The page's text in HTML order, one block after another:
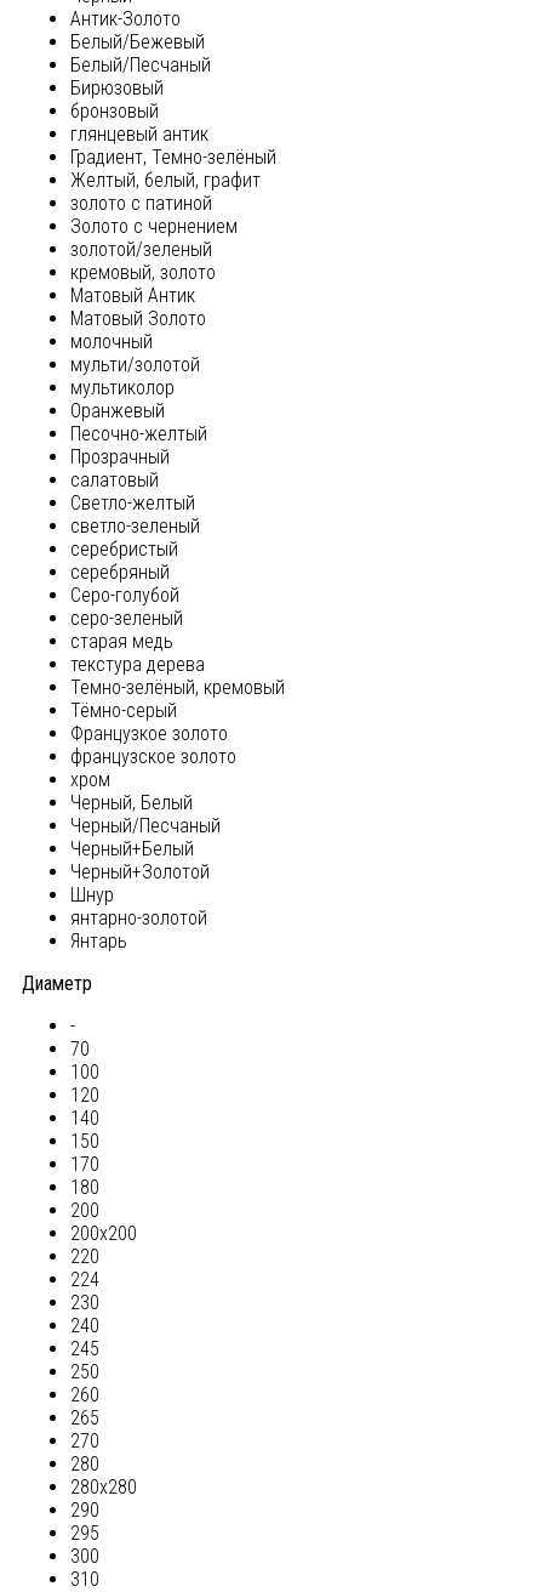
Антик-Золото
Белый/Бежевый
Белый/Песчаный
Бирюзовый
бронзовый
глянцевый антик
Градиент, Темно-зелёный
Желтый, белый, графит
золото с патиной
Золото с чернением
золотой/зеленый
кремовый, золото
Матовый Антик
Матовый Золото
молочный
мульти/золотой
мультиколор
Оранжевый
Песочно-желтый
Прозрачный
салатовый
Светло-желтый
светло-зеленый
серебристый
серебряный
Серо-голубой
серо-зеленый
старая медь
текстура дерева
Темно-зелёный, кремовый
Тёмно-серый
Французкое золото
французское золото
хром
Черный, Белый
Черный/Песчаный
Черный+Белый
Черный+Золотой
Шнур
янтарно-золотой
Янтарь
Диаметр
-
70
100
120
140
150
170
180
200
200х200
220
224
230
240
245
250
260
265
270
280
280х280
290
295
300
310